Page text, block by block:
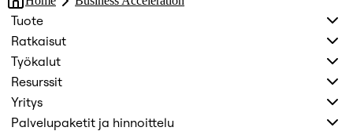
Tuote
Ratkaisut
Työkalut
Resurssit
Yritys
Palvelupaketit ja hinnoittelu